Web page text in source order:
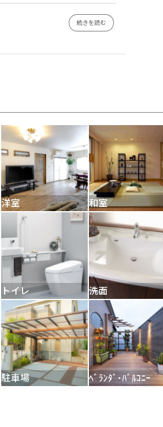
続きを読む
洋室 和室
トイレ 洗面
駐車場 ﾍﾞﾗﾝﾀﾞ･ﾊﾞﾙｺﾆｰ